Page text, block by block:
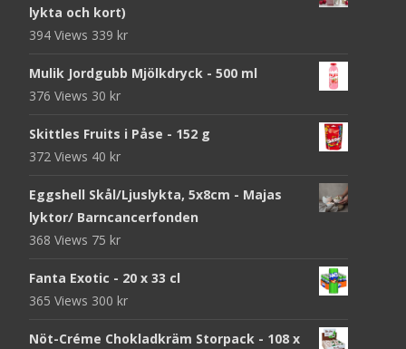
lykta och kort)
394 Views 339 kr
Mulik Jordgubb Mjölkdryck - 500 ml
376 Views 30 kr
Skittles Fruits i Påse - 152 g
372 Views 40 kr
Eggshell Skål/Ljuslykta, 5x8cm - Majas
lyktor/ Barncancerfonden
368 Views 75 kr
Fanta Exotic - 20 x 33 cl
365 Views 300 kr
Nöt-Créme Chokladkräm Storpack - 108 x